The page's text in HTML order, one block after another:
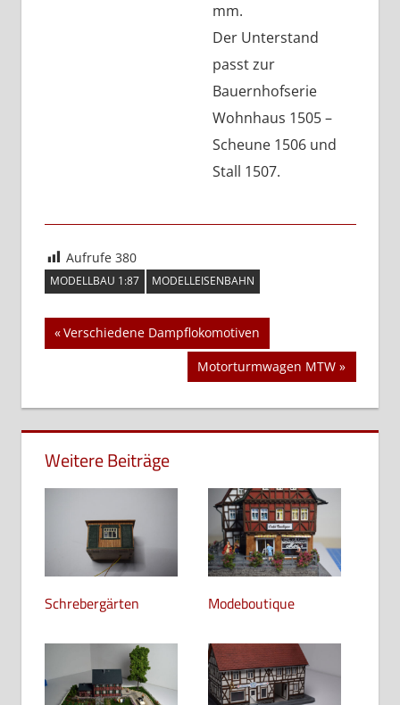
mm.
Der Unterstand
passt zur
Bauernhofserie
Wohnhaus 1505 –
Scheune 1506 und
Stall 1507.
Aufrufe 380
MODELLBAU 1:87 MODELLEISENBAHN
Beitragsnavigation
Vorheriger
Verschiedene Dampflokomotiven
Nächster
Motorturmwagen MTW
Weitere Beiträge
Schrebergärten Modeboutique